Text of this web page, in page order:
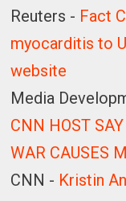
Reuters - Fact
myocarditis to
website
Media
CNN HOST
WAR CAUSES
CNN - Kristin